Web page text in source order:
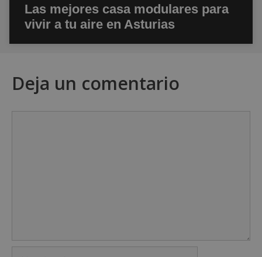
Las mejores casa modulares para
vivir a tu aire en Asturias
Deja un comentario